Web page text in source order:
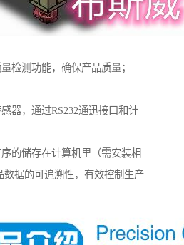
检测功能，确保产品质量；
器，通过RS232通迅接口和计
的储存在计算机里（需安装相
数据的可追溯性，有效控制生产